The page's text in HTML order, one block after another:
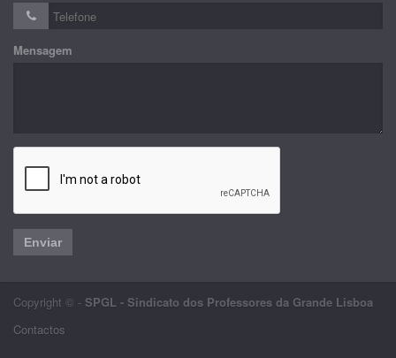
Mensagem
Enviar
Copyright © - SPGL - Sindicato dos Professores da Grande Lisboa
Contactos